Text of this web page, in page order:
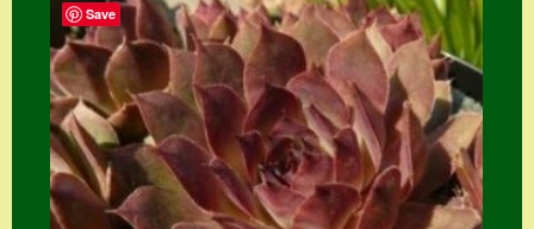
Save